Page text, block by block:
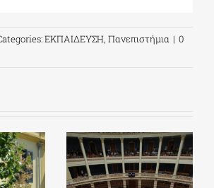
ΕΚΠΑΙΔΕΥΣΗ, Πανεπιστήμια | 0